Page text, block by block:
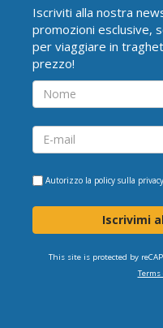
Iscriviti alla nostra
promozioni esclusive,
per viaggiare in
prezzo!
Autorizzo la policy sulla privacy
Iscrivimi
This site is protected by
Terms